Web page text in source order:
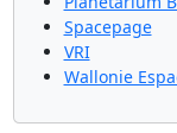
Spacepage
VRI
Wallonie